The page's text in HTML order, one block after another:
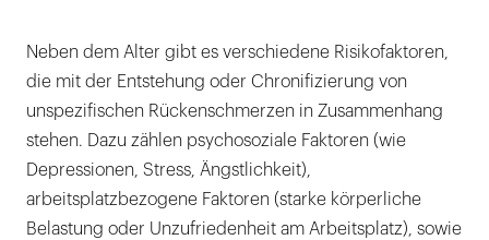
Neben dem Alter gibt es verschiedene Risikofaktoren,
die mit der Entstehung oder Chronifizierung von
unspezifischen Rückenschmerzen in Zusammenhang
stehen. Dazu zählen psychosoziale Faktoren (wie
Depressionen, Stress, Ängstlichkeit),
arbeitsplatzbezogene Faktoren (starke körperliche
Belastung oder Unzufriedenheit am Arbeitsplatz), sowie